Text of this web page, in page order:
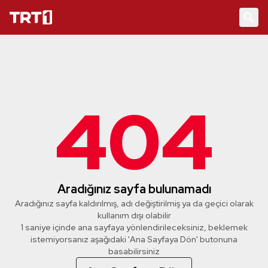
404
Aradığınız sayfa bulunamadı
Aradığınız sayfa kaldırılmış, adı değiştirilmiş ya da geçici olarak
kullanım dışı olabilir
1 saniye içinde ana sayfaya yönlendirileceksiniz, beklemek
istemiyorsanız aşağıdaki 'Ana Sayfaya Dön' butonuna
basabilirsiniz